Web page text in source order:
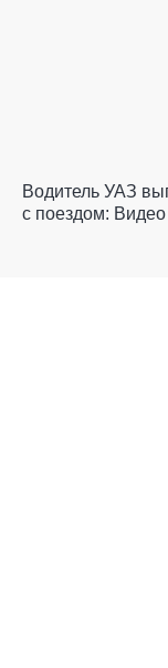
Водитель УАЗ
с поездом: Видео